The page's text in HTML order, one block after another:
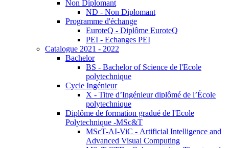
Non Diplomant
ND - Non Diplomant
Programme d'échange
EuroteQ - Diplôme EuroteQ
PEI - Echanges PEI
Catalogue 2021 - 2022
Bachelor
BS - Bachelor of Science de l'Ecole
polytechnique
Cycle Ingénieur
X - Titre d’Ingénieur diplômé de l’École
polytechnique
Diplôme de formation gradué de l'Ecole
Polytechnique -MSc&T
MScT-AI-ViC - Artificial Intelligence and
Advanced Visual Computing